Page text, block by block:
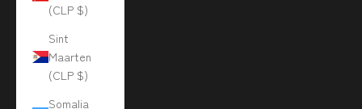
(CLP $)
Sint
Maarten
(CLP $)
Somalia